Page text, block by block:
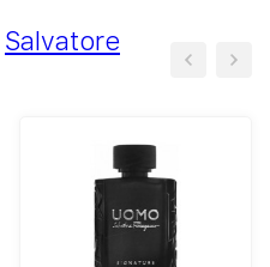
Salvatore